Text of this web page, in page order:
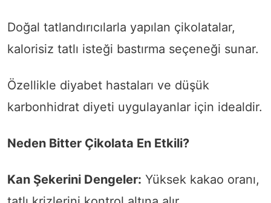
Doğal tatlandırıcılarla yapılan çikolatalar,
kalorisiz tatlı isteği bastırma seçeneği sunar.
Özellikle diyabet hastaları ve düşük
karbonhidrat diyeti uygulayanlar için idealdir.
Neden Bitter Çikolata En Etkili?
Kan Şekerini Dengeler: Yüksek kakao oranı,